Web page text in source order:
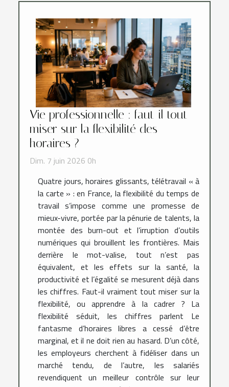
Vie professionnelle : faut-il tout
miser sur la flexibilité des
horaires ?
Dim. 7 juin 2026 0h
Quatre jours, horaires glissants, télétravail « à
la carte » : en France, la flexibilité du temps de
travail s’impose comme une promesse de
mieux-vivre, portée par la pénurie de talents, la
montée des burn-out et l’irruption d’outils
numériques qui brouillent les frontières. Mais
derrière le mot-valise, tout n’est pas
équivalent, et les effets sur la santé, la
productivité et l’égalité se mesurent déjà dans
les chiffres. Faut-il vraiment tout miser sur la
flexibilité, ou apprendre à la cadrer ? La
flexibilité séduit, les chiffres parlent Le
fantasme d’horaires libres a cessé d’être
marginal, et il ne doit rien au hasard. D’un côté,
les employeurs cherchent à fidéliser dans un
marché tendu, de l’autre, les salariés
revendiquent un meilleur contrôle sur leur